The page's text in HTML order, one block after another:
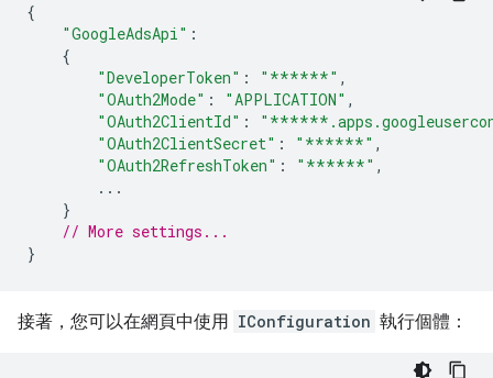
{
"GoogleAdsApi" :
{
"DeveloperToken" : "******" ,
"OAuth2Mode" : "APPLICATION" ,
"OAuth2ClientId" :
"OAuth2ClientSecret" : "******" ,
"OAuth2RefreshToken" : "******" ,
...
}
// More settings...
}
接著，您可以在網頁中使用 IConfiguration 執行個體：